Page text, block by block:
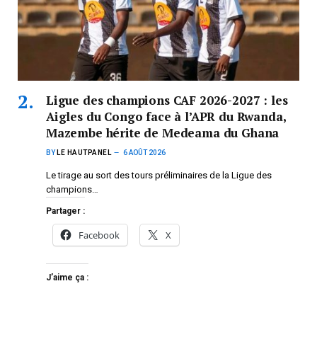
Ligue des champions CAF 2026-2027 : les
Aigles du Congo face à l’APR du Rwanda,
Mazembe hérite de Medeama du Ghana
BY LE HAUTPANEL 6 AOÛT 2026
Le tirage au sort des tours préliminaires de la Ligue des
champions…
Partager :
Facebook X
J’aime ça :